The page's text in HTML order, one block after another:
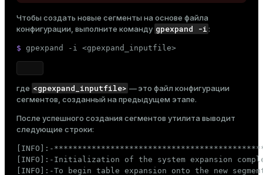
Чтобы создать новые сегменты на основе файла
конфигурации, выполните команду gpexpand -i:
$ gpexpand -i <gpexpand_inputfile>
где <gpexpand_inputfile> — это файл конфигурации
сегментов, созданный на предыдущем этапе.
После успешного создания сегментов утилита выводит
следующие строки:
[INFO]:-
[INFO]:-Initialization of the system expansion
[INFO]:-To begin table expansion onto the new